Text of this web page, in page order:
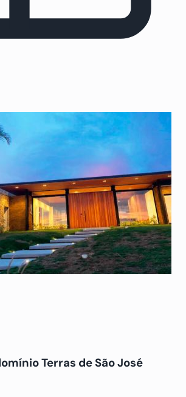
Terras de São José